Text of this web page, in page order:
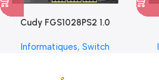
Cudy FGS1028PS2 1.0
Informatiques, Switch